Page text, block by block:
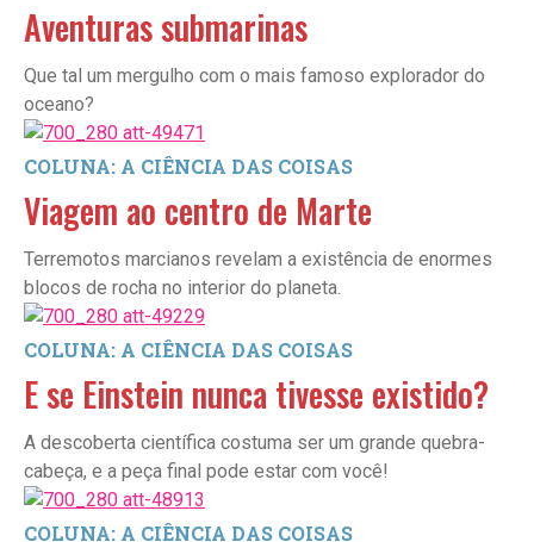
Aventuras submarinas
Que tal um mergulho com o mais famoso explorador do
oceano?
COLUNA: A CIÊNCIA DAS COISAS
Viagem ao centro de Marte
Terremotos marcianos revelam a existência de enormes
blocos de rocha no interior do planeta.
COLUNA: A CIÊNCIA DAS COISAS
E se Einstein nunca tivesse existido?
A descoberta científica costuma ser um grande quebra-
cabeça, e a peça final pode estar com você!
COLUNA: A CIÊNCIA DAS COISAS